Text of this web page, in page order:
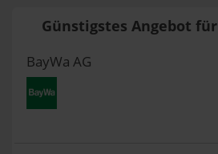
Günstigstes Angebot für
BayWa AG